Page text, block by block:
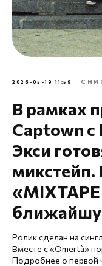
2026-05-19 11:59
В рамках
Captown с
Экси
Ролик сделан на
Вместе с «Omertà»
Подробнее о первой